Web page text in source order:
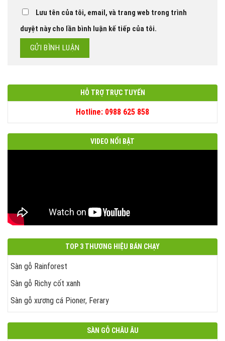
Lưu tên của tôi, email, và trang web trong trình
duyệt này cho lần bình luận kế tiếp của tôi.
HỖ TRỢ TRỰC TUYẾN
Hotline: 0988 625 858
VIDEO NỔI BẬT
TOP 3 THƯƠNG HIỆU BÁN CHẠY
Sàn gỗ Rainforest
Sàn gỗ Richy cốt xanh
Sàn gỗ xương cá Pioner, Ferary
SÀN GỖ CHÂU ÂU